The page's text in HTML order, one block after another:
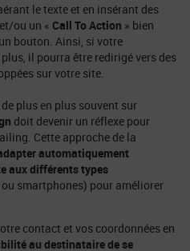
le texte et en insérant des
ou un « Call To Action » bien
bouton. Ainsi, si votre
il pourra être redirigé vers des
sur votre site.
plus en plus souvent sur
doit devenir un réflexe pour
Cette approche de la
automatiquement
aux différents types
smartphones) pour améliorer
contact et vos coordonnées en
au destinataire de se